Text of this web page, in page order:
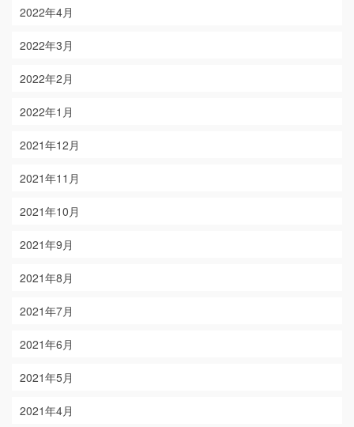
2022年4月
2022年3月
2022年2月
2022年1月
2021年12月
2021年11月
2021年10月
2021年9月
2021年8月
2021年7月
2021年6月
2021年5月
2021年4月